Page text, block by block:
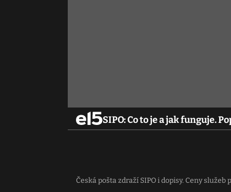
SIPO: Co to je a jak funguje.
Česká pošta zdraží SIPO i dopisy. Ceny